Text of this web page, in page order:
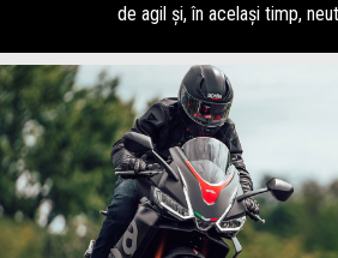
de agil și, în același timp,